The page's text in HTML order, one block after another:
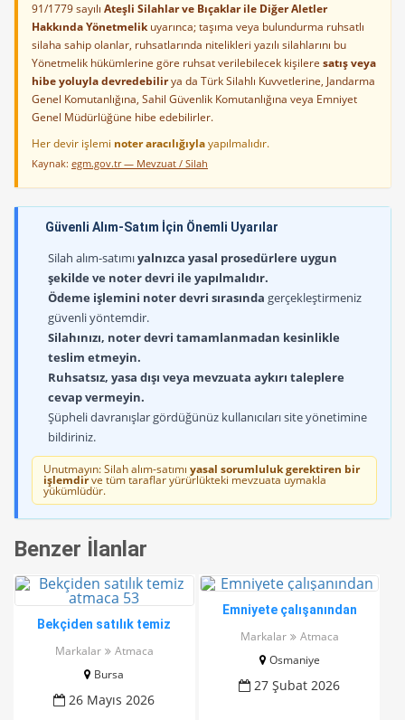
91/1779 sayılı Ateşli Silahlar ve Bıçaklar ile Diğer Aletler
Hakkında Yönetmelikuyarınca; taşıma veya bulundurma ruhsatlı
silaha sahip olanlar, ruhsatlarında nitelikleri yazılı silahlarını bu
Yönetmelik hükümlerine göre ruhsat verilebilecek kişilere satış veya
hibe yoluyla devredebilirya da Türk Silahlı Kuvvetlerine, Jandarma
Genel Komutanlığına, Sahil Güvenlik Komutanlığına veya Emniyet
Genel Müdürlüğüne hibe edebilirler.
Her devir işlemi noter aracılığıylayapılmalıdır.
Kaynak: egm.gov.tr — Mevzuat / Silah
Güvenli Alım-Satım İçin Önemli Uyarılar
Silah alım-satımıyalnızca yasal prosedürlere uygun
şekilde ve noter devri ile yapılmalıdır.
Ödeme işlemini noter devri sırasında gerçekleştirmeniz
güvenli yöntemdir.
Silahınızı, noter devri tamamlanmadan kesinlikle
teslim etmeyin.
Ruhsatsız, yasa dışı veya mevzuata aykırı taleplere
cevap vermeyin.
Şüpheli davranışlar gördüğünüz kullanıcıları site yönetimine
bildiriniz.
Unutmayın: Silah alım-satımı yasal sorumluluk gerektiren bir
işlemdirve tüm taraflar yürürlükteki mevzuata uymakla
yükümlüdür.
Benzer İlanlar
Bekçiden satılık temiz
Markalar
Atmaca
Bursa
26 Mayıs 2026
Emniyete çalışanından
Markalar
Atmaca
Osmaniye
27 Şubat 2026